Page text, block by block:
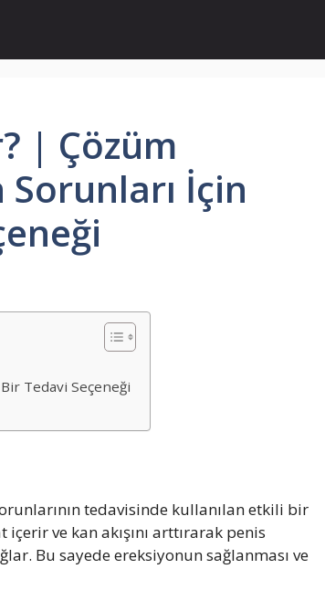
| Çözüm
İçin
Tedavi Seçeneği
tedavisinde kullanılan etkili bir
ve kan akışını arttırarak penis
Bu sayede ereksiyonun sağlanması ve